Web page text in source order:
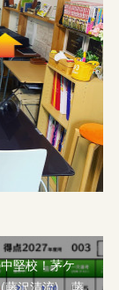
堅校！茅ケ
藤沢清流)、藤